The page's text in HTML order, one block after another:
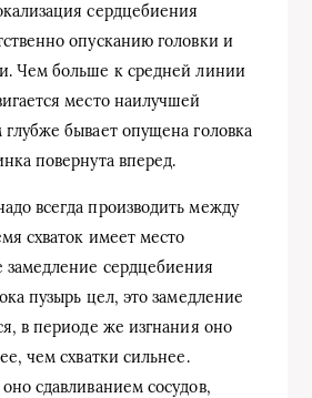
сердцебиения
опусканию головки и
Чем больше к средней линии
место наилучшей
бывает опущена головка
повернута вперед.
всегда производить между
схваток имеет место
замедление сердцебиения
пузырь цел, это замедление
в периоде же изгнания оно
чем схватки сильнее.
сдавливанием сосудов,